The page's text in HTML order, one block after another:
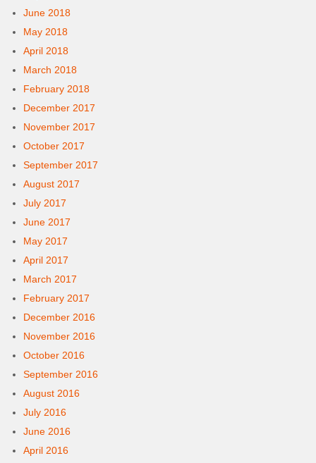
June 2018
May 2018
April 2018
March 2018
February 2018
December 2017
November 2017
October 2017
September 2017
August 2017
July 2017
June 2017
May 2017
April 2017
March 2017
February 2017
December 2016
November 2016
October 2016
September 2016
August 2016
July 2016
June 2016
April 2016